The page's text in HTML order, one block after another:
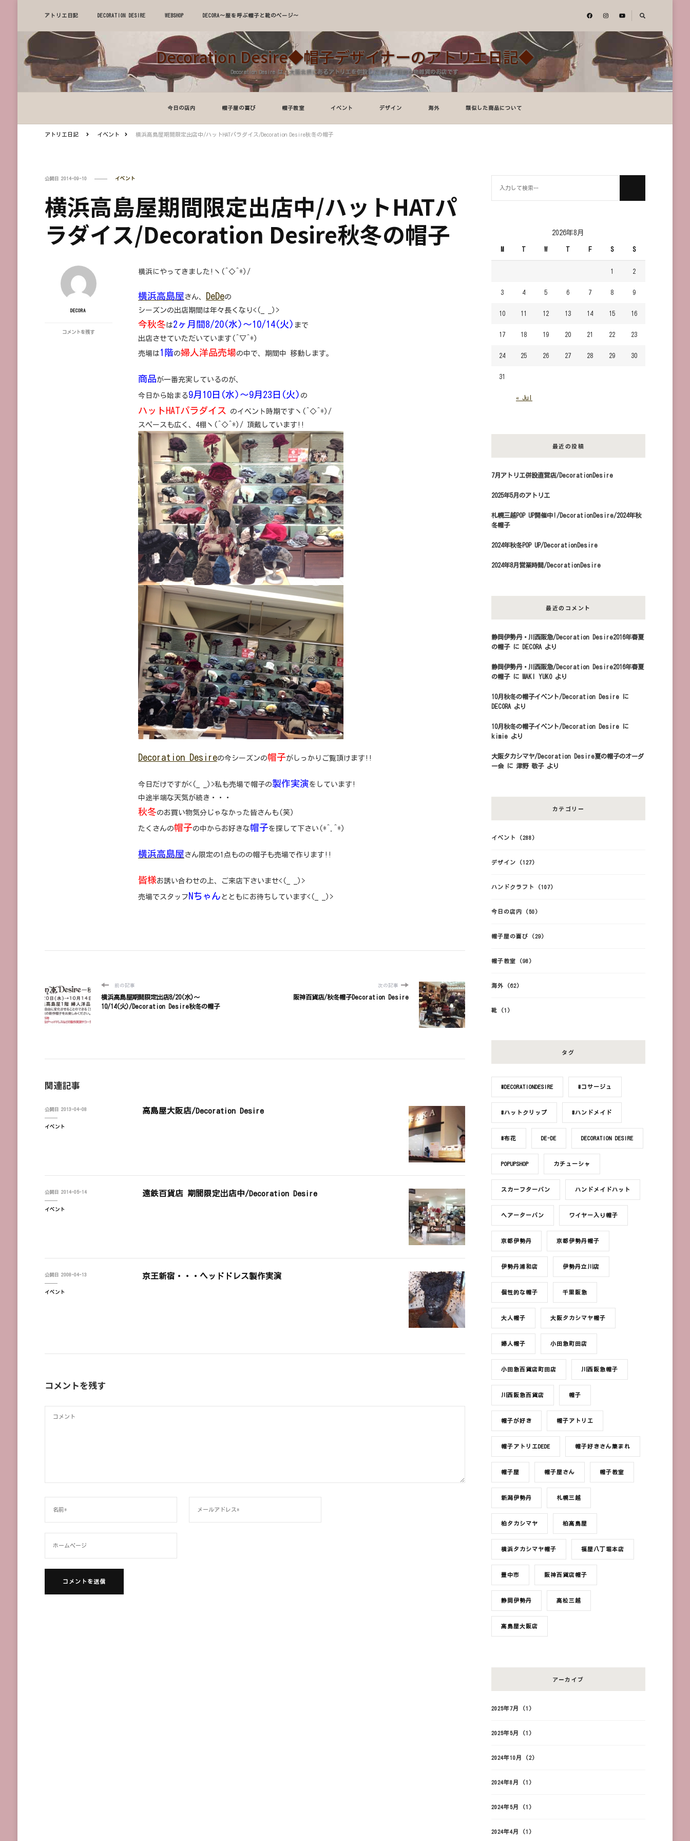
アトリエ日記 DECORATION DESIRE WEBSHOP DECORA～服を呼ぶ帽子と靴のページ～
Decoration Desire◆帽子デザイナーのアトリエ日記◆
Decoration Desire は、大阪北摂にあるアトリエを併設した帽子や服飾小物雑貨のお店です
今日の店内 帽子屋の喜び 帽子教室 イベント デザイン 海外 類似した商品について
アトリエ日記 イベント 横浜高島屋期間限定出店中/ハットHATパラダイス/Decoration Desire秋冬の帽子
公開日 2014-09-10 イベント
横浜高島屋期間限定出店中/ハットHATパ
ラダイス/Decoration Desire秋冬の帽子
DECORA
横
コメントを残す
横浜にやってきました!ヽ(^◇^*)/
横浜高島屋 さん、 DeDeの
シーズンの出店期間は年々長くなり<(_ _)>
今秋冬は2ヶ月間8/20(水)～10/14(火) まで
出店させていただいています(^▽^*)
売場は 1階の婦人洋品売場の中で、期間中 移動します。
商品が一番充実しているのが、
今日から始まる9月10日(水)～9月23日(火) の
ハットHATパラダイス
のイベント時期ですヽ(^◇^*)/
スペースも広く、4棚ヽ(^◇^*)/ 頂戴しています!!
Decoration Desireの今シーズンの帽子がしっかりご覧頂けます!!
今日だけですが<(_ _)>私も売場で帽子の製作実演をしています!
中途半端な天気が続き・・・
秋冬のお買い物気分じゃなかった皆さんも(笑)
たくさんの帽子の中からお好きな帽子を探して下さい(*^.^*)
横浜高島屋 さん限定の1点ものの帽子も売場で作ります!!
皆様お誘い合わせの上、ご来店下さいませ<(_ _)>
売場でスタッフ Nちゃん とともにお待ちしています<(_ _)>
前の記事
横浜高島屋期間限定出店8/20(水)～
10/14(火)/Decoration Desire秋冬の帽子
次の記事
阪神百貨店/秋冬帽子Decoration Desire
関連記事
公開日 2013-04-08
イベント
高島屋大阪店/Decoration Desire
公開日 2014-05-14
イベント
遠鉄百貨店 期間限定出店中/Decoration Desire
公開日 2008-04-13
イベント
京王新宿・・・ヘッドドレス製作実演
コメントを残す
2026年8月
M T W T F S S
« Jul
1 2
3 4 5 6 7 8 9
10 11 12 13 14 15 16
17 18 19 20 21 22 23
24 25 26 27 28 29 30
31
最近の投稿
7月アトリエ併設直営店/DecorationDesire
2025年5月のアトリエ
札幌三越POP UP開催中!/DecorationDesire/2024年秋
冬帽子
2024年秋冬POP UP/DecorationDesire
2024年8月営業時間/DecorationDesire
最近のコメント
静岡伊勢丹・川西阪急/Decoration Desire2016年春夏
の帽子に DECORAより
静岡伊勢丹・川西阪急/Decoration Desire2016年春夏
の帽子に MAKI YUKOより
10月秋冬の帽子イベント/Decoration Desireに
DECORAより
10月秋冬の帽子イベント/Decoration Desireに
kimieより
大阪タカシマヤ/Decoration Desire夏の帽子のオーダ
ー会に 津野 敬子より
カテゴリー
イベント (288)
デザイン (127)
ハンドクラフト (107)
今日の店内 (50)
帽子屋の喜び (29)
帽子教室 (98)
海外 (62)
靴 (1)
タグ
#DECORATIONDESIRE #コサージュ
#ハットクリップ #ハンドメイド
#布花 DE-DE DECORATION DESIRE
POPUPSHOP カチューシャ
スカーフターバン ハンドメイドハット
ヘアーターバン ワイヤー入り帽子
京都伊勢丹 京都伊勢丹帽子
伊勢丹浦和店 伊勢丹立川店
個性的な帽子 千里阪急
大人帽子 大阪タカシマヤ帽子
婦人帽子 小田急町田店
小田急百貨店町田店 川西阪急帽子
川西阪急百貨店 帽子
帽子が好き 帽子アトリエ
帽子アトリエDEDE 帽子好きさん集まれ
帽子屋 帽子屋さん 帽子教室
新潟伊勢丹 札幌三越
柏タカシマヤ 柏髙島屋
横浜タカシマヤ帽子 福屋八丁堀本店
豊中市 阪神百貨店帽子
静岡伊勢丹 高松三越
髙島屋大阪店
アーカイブ
2025年7月 (1)
2025年5月 (1)
2024年10月 (2)
2024年8月 (1)
2024年5月 (1)
2024年4月 (1)